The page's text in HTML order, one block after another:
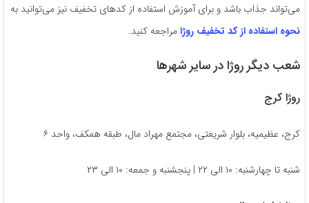
می‌تواند جذاب باشد و برای آموزش استفاده از کدهای تخفیف نیز می‌توانید به
نحوه استفاده از کد تخفیف روژامراجعه کنید.
شعب دیگر روژا در سایر شهرها
روژا کرج
کرج، عظیمیه، بلوار شریعتی، مجتمع مهراد مال، طبقه همکف، واحد ۶
شنبه تا چهارشنبه: ۱۰ الی ۲۲ | پنجشنبه و جمعه: ۱۰ الی ۲۳